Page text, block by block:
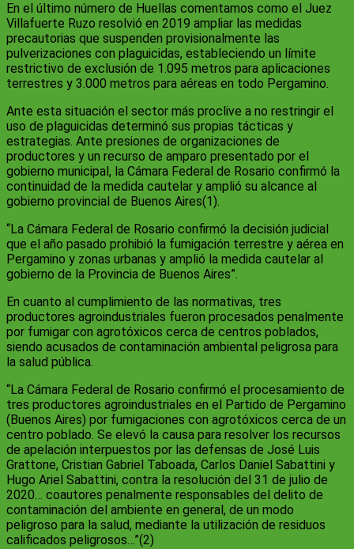
En el último número de Huellas comentamos como el Juez
Villafuerte Ruzo resolvió en 2019 ampliar las medidas
precautorias que suspenden provisionalmente las
pulverizaciones con plaguicidas, estableciendo un límite
restrictivo de exclusión de 1.095 metros para aplicaciones
terrestres y 3.000 metros para aéreas en todo Pergamino.
Ante esta situación el sector más proclive a no restringir el
uso de plaguicidas determinó sus propias tácticas y
estrategias. Ante presiones de organizaciones de
productores y un recurso de amparo presentado por el
gobierno municipal, la Cámara Federal de Rosario confirmó la
continuidad de la medida cautelar y amplió su alcance al
gobierno provincial de Buenos Aires(1).
“La Cámara Federal de Rosario confirmó la decisión judicial
que el año pasado prohibió la fumigación terrestre y aérea en
Pergamino y zonas urbanas y amplió la medida cautelar al
gobierno de la Provincia de Buenos Aires”.
En cuanto al cumplimiento de las normativas, tres
productores agroindustriales fueron procesados penalmente
por fumigar con agrotóxicos cerca de centros poblados,
siendo acusados de contaminación ambiental peligrosa para
la salud pública.
“La Cámara Federal de Rosario confirmó el procesamiento de
tres productores agroindustriales en el Partido de Pergamino
(Buenos Aires) por fumigaciones con agrotóxicos cerca de un
centro poblado. Se elevó la causa para resolver los recursos
de apelación interpuestos por las defensas de José Luis
Grattone, Cristian Gabriel Taboada, Carlos Daniel Sabattini y
Hugo Ariel Sabattini, contra la resolución del 31 de julio de
2020… coautores penalmente responsables del delito de
contaminación del ambiente en general, de un modo
peligroso para la salud, mediante la utilización de residuos
calificados peligrosos…”(2)